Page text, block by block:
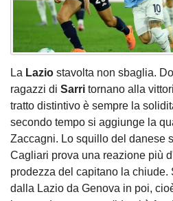
La Lazio stavolta non sbaglia.
ragazzi di Sarri tornano alla
tratto distintivo è sempre la
secondo tempo si aggiunge la
Zaccagni. Lo squillo del danese
Cagliari prova una reazione più
prodezza del capitano la chiude.
dalla Lazio da Genova in poi,